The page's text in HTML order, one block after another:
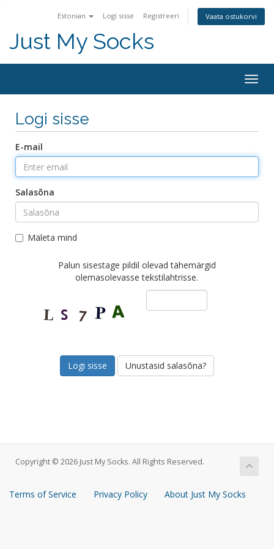
Estonian Logi sisse Registreeri Vaata ostukorvi
Just My Socks
Logi sisse
E-mail
Salasõna
Mäleta mind
Palun sisestage pildil olevad tähemärgid
olemasolevasse tekstilahtrisse.
Unustasid salasõna?
Copyright © 2026 Just My Socks. All Rights Reserved.
Terms of Service Privacy Policy About Just My Socks